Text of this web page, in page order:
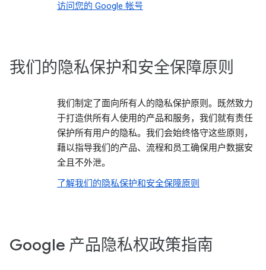
访问您的 Google 帐号
我们的隐私保护和安全保障原则
我们制定了面向所有人的隐私保护原则。既然致力
于打造供所有人使用的产品和服务，我们就有责任
保护所有用户的隐私。我们会始终恪守这些原则，
藉以指导我们的产品、流程和员工确保用户数据安
全且不外泄。
了解我们的隐私保护和安全保障原则
Google 产品隐私权政策指南